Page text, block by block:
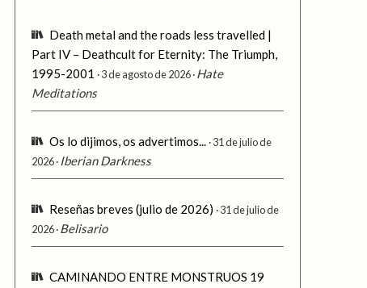
Death metal and the roads less travelled |
Part IV – Deathcult for Eternity: The Triumph,
1995-2001
3 de agosto de 2026 Hate
Meditations
Os lo dijimos, os advertimos... 31 de julio de
2026 Iberian Darkness
Reseñas breves (julio de 2026)
31 de julio de
2026 Belisario
CAMINANDO ENTRE MONSTRUOS 19